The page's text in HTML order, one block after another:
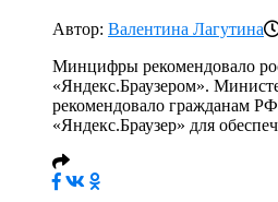
Автор: Валентина Лагутина
Минцифры рекомендовало
«Яндекс.Браузером».
рекомендовало гражданам
«Яндекс.Браузер» для